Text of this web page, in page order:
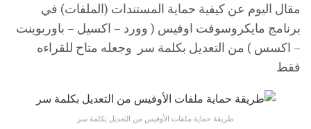
مقال اليوم عن كيفية حماية المستندات (الملفات) في
برنامج مايكروسوفت اوفيس ( وورد – اكسيل – باوربوينت
– اكسس ) من التعديل بكلمة سر وجعله متاح للقراءه
فقط
طريقة حماية ملفات الأوفيس من التعديل بكلمة سر